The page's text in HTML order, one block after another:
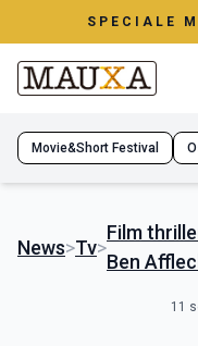
SPECIALE
Movie&Short Festival
News>Tv>
Film
Ben
11